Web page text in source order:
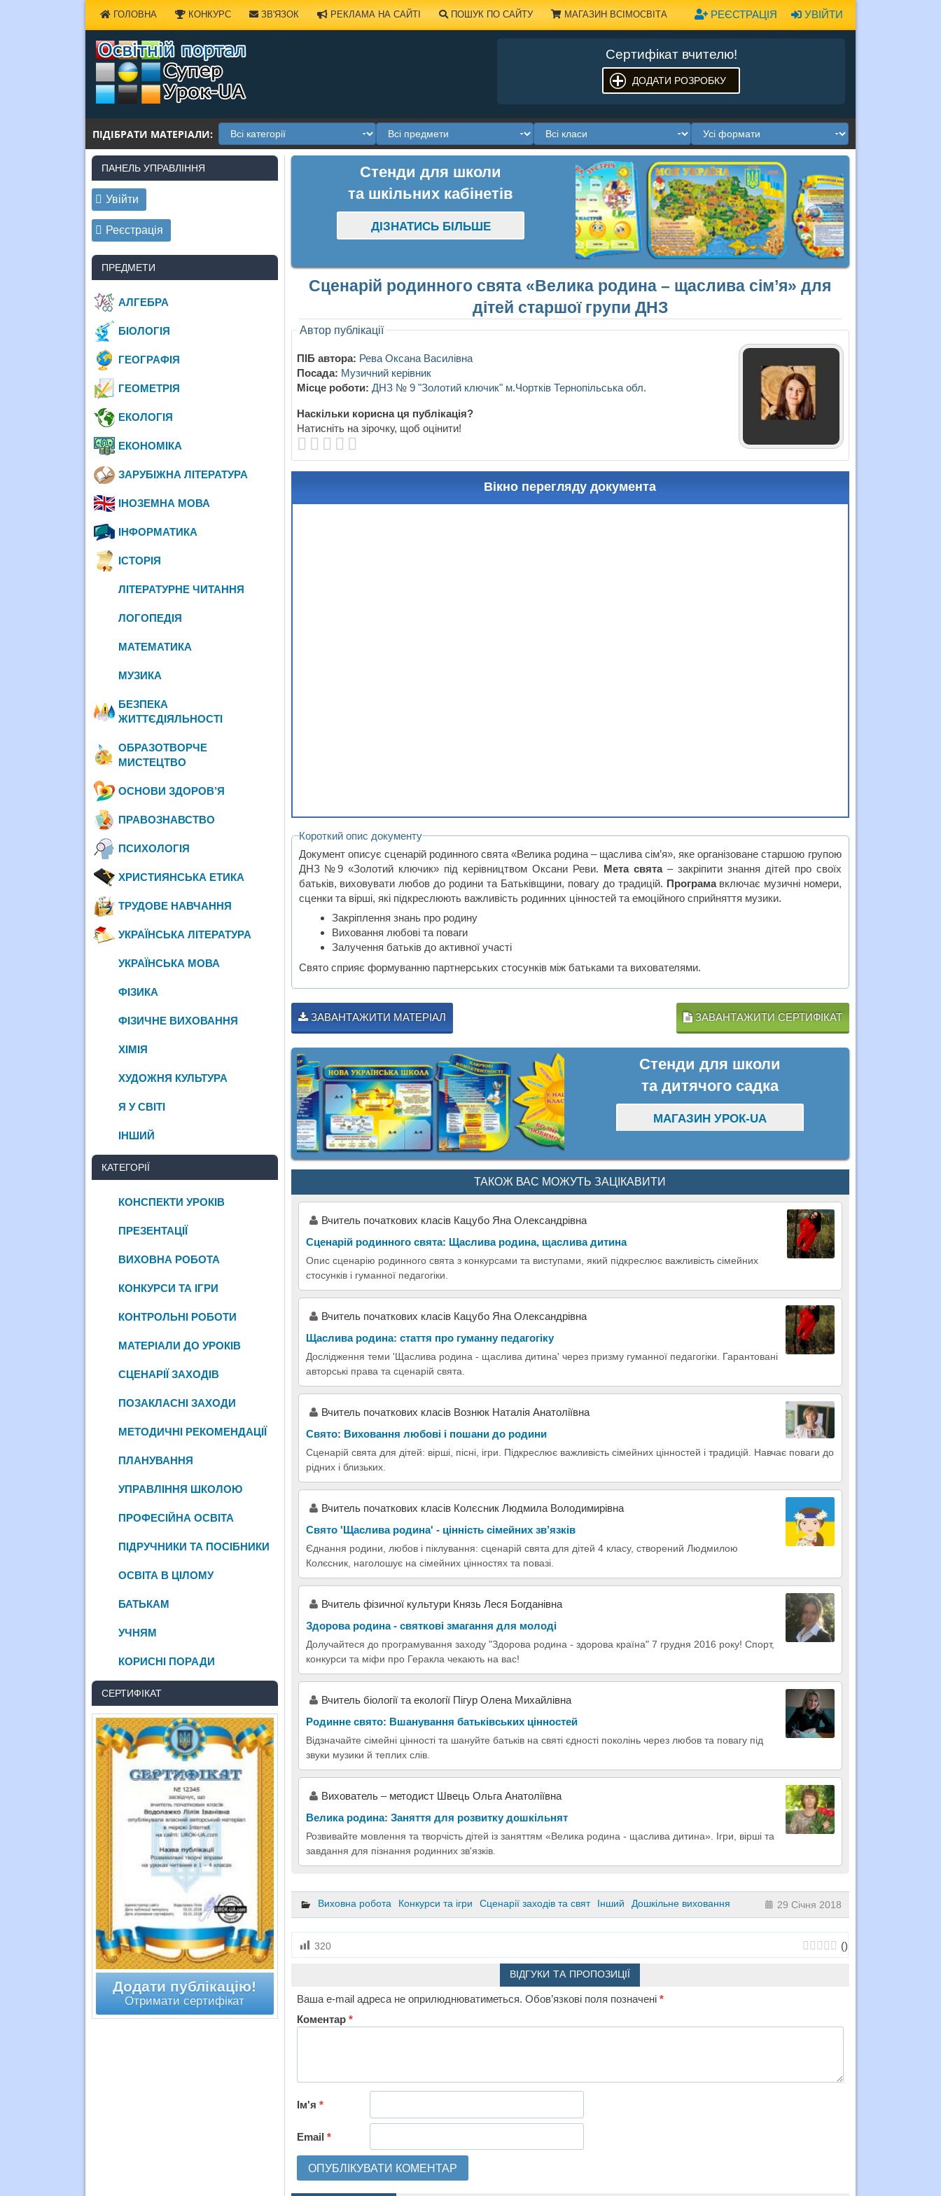
УВІЙТИ
РЕЄСТРАЦІЯ
ГОЛОВНА КОНКУРС ЗВ'ЯЗОК РЕКЛАМА НА САЙТІ ПОШУК ПО САЙТУ МАГАЗИН ВСІМОСВІТА
Сертифікат вчителю!
ДОДАТИ РОЗРОБКУ
ПІДІБРАТИ МАТЕРІАЛИ:
Стенди для школи
та шкільних кабінетів
ДІЗНАТИСЬ БІЛЬШЕ
Сценарій родинного свята «Велика родина – щаслива сім’я» для
дітей старшої групи ДНЗ
Автор публікації
ПІБ автора: Рева Оксана Василівна
Посада: Музичний керівник
Місце роботи: ДНЗ № 9 "Золотий ключик" м.Чортків Тернопільська обл.
Наскільки корисна ця публікація?
Натисніть на зірочку, щоб оцінити!
Вікно перегляду документа
Короткий опис документу
Документ описує сценарій родинного свята «Велика родина – щаслива сім’я», яке організоване старшою групою
ДНЗ №9 «Золотий ключик» під керівництвом Оксани Реви. Мета свята– закріпити знання дітей про своїх
батьків, виховувати любов до родини та Батьківщини, повагу до традицій. Програмавключає музичні номери,
сценки та вірші, які підкреслюють важливість родинних цінностей та емоційного сприйняття музики.
Закріплення знань про родину
Виховання любові та поваги
Залучення батьків до активної участі
Свято сприяє формуванню партнерських стосунків між батьками та вихователями.
ЗАВАНТАЖИТИ МАТЕРІАЛ ЗАВАНТАЖИТИ СЕРТИФІКАТ
Стенди для школи
та дитячого садка
МАГАЗИН УРОК-UA
ТАКОЖ ВАС МОЖУТЬ ЗАЦІКАВИТИ
Вчитель початкових класів Кацубо Яна Олександрівна
Сценарій родинного свята: Щаслива родина, щаслива дитина
Опис сценарію родинного свята з конкурсами та виступами, який підкреслює важливість сімейних
стосунків і гуманної педагогіки.
Вчитель початкових класів Кацубо Яна Олександрівна
Щаслива родина: стаття про гуманну педагогіку
Дослідження теми 'Щаслива родина - щаслива дитина' через призму гуманної педагогіки. Гарантовані
авторські права та сценарій свята.
Вчитель початкових класів Вознюк Наталія Анатоліївна
Свято: Виховання любові і пошани до родини
Сценарій свята для дітей: вірші, пісні, ігри. Підкреслює важливість сімейних цінностей і традицій. Навчає поваги до
рідних і близьких.
Вчитель початкових класів Колєсник Людмила Володимирівна
Свято 'Щаслива родина' - цінність сімейних зв’язків
Єднання родини, любов і піклування: сценарій свята для дітей 4 класу, створений Людмилою
Колєсник, наголошує на сімейних цінностях та повазі.
Вчитель фізичної культури Князь Леся Богданівна
Здорова родина - святкові змагання для молоді
Долучайтеся до програмування заходу "Здорова родина - здорова країна" 7 грудня 2016 року! Спорт,
конкурси та міфи про Геракла чекають на вас!
Вчитель біології та екології Пігур Олена Михайлівна
Родинне свято: Вшанування батьківських цінностей
Відзначайте сімейні цінності та шануйте батьків на святі єдності поколінь через любов та повагу під
звуки музики й теплих слів.
Вихователь – методист Швець Ольга Анатоліївна
Велика родина: Заняття для розвитку дошкільнят
Розвивайте мовлення та творчість дітей із заняттям «Велика родина - щаслива дитина». Ігри, вірші та
завдання для пізнання родинних зв'язків.
Виховна робота Конкурси та ігри Сценарії заходів та свят Інший Дошкільне виховання 29 Січня 2018
320 ()
ВІДГУКИ ТА ПРОПОЗИЦІЇ
Ваша e-mail адреса не оприлюднюватиметься. Обов’язкові поля позначені *
Коментар *
Ім'я *
Email *
ПАНЕЛЬ УПРАВЛІННЯ
Увійти
Реєстрація
ПРЕДМЕТИ
АЛГЕБРА
БІОЛОГІЯ
ГЕОГРАФІЯ
ГЕОМЕТРІЯ
ЕКОЛОГІЯ
ЕКОНОМІКА
ЗАРУБІЖНА ЛІТЕРАТУРА
ІНОЗЕМНА МОВА
ІНФОРМАТИКА
ІСТОРІЯ
ЛІТЕРАТУРНЕ ЧИТАННЯ
ЛОГОПЕДІЯ
МАТЕМАТИКА
МУЗИКА
БЕЗПЕКА
ЖИТТЄДІЯЛЬНОСТІ
ОБРАЗОТВОРЧЕ
МИСТЕЦТВО
ОСНОВИ ЗДОРОВ’Я
ПРАВОЗНАВСТВО
ПСИХОЛОГІЯ
ХРИСТИЯНСЬКА ЕТИКА
ТРУДОВЕ НАВЧАННЯ
УКРАЇНСЬКА ЛІТЕРАТУРА
УКРАЇНСЬКА МОВА
ФІЗИКА
ФІЗИЧНЕ ВИХОВАННЯ
ХІМІЯ
ХУДОЖНЯ КУЛЬТУРА
Я У СВІТІ
ІНШИЙ
КАТЕГОРІЇ
КОНСПЕКТИ УРОКІВ
ПРЕЗЕНТАЦІЇ
ВИХОВНА РОБОТА
КОНКУРСИ ТА ІГРИ
КОНТРОЛЬНІ РОБОТИ
МАТЕРІАЛИ ДО УРОКІВ
СЦЕНАРІЇ ЗАХОДІВ
ПОЗАКЛАСНІ ЗАХОДИ
МЕТОДИЧНІ РЕКОМЕНДАЦІЇ
ПЛАНУВАННЯ
УПРАВЛІННЯ ШКОЛОЮ
ПРОФЕСІЙНА ОСВІТА
ПІДРУЧНИКИ ТА ПОСІБНИКИ
ОСВІТА В ЦІЛОМУ
БАТЬКАМ
УЧНЯМ
КОРИСНІ ПОРАДИ
СЕРТИФІКАТ
Додати публікацію!
Отримати сертифікат